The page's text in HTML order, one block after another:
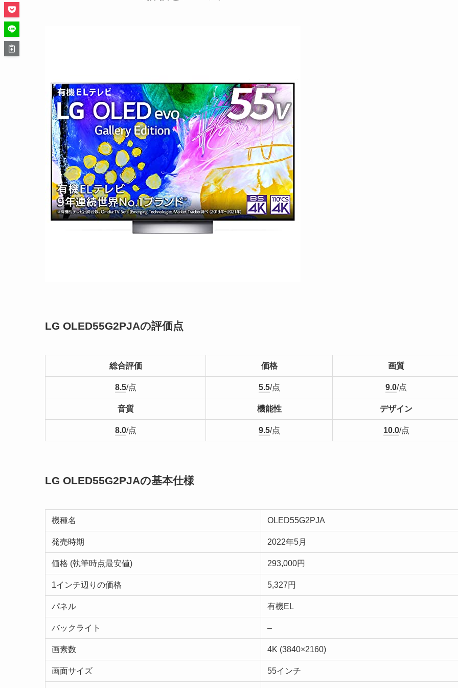
LG OLED55G2PJAの評価点
総合評価 価格 画質
8.5/点 5.5/点 9.0/点
音質 機能性 デザイン
8.0/点 9.5/点 10.0/点
LG OLED55G2PJAの基本仕様
機種名 OLED55G2PJA
発売時期 2022年5月
価格 (執筆時点最安値) 293,000円
1インチ辺りの価格 5,327円
パネル 有機EL
バックライト –
画素数 4K (3840×2160)
画面サイズ 55インチ